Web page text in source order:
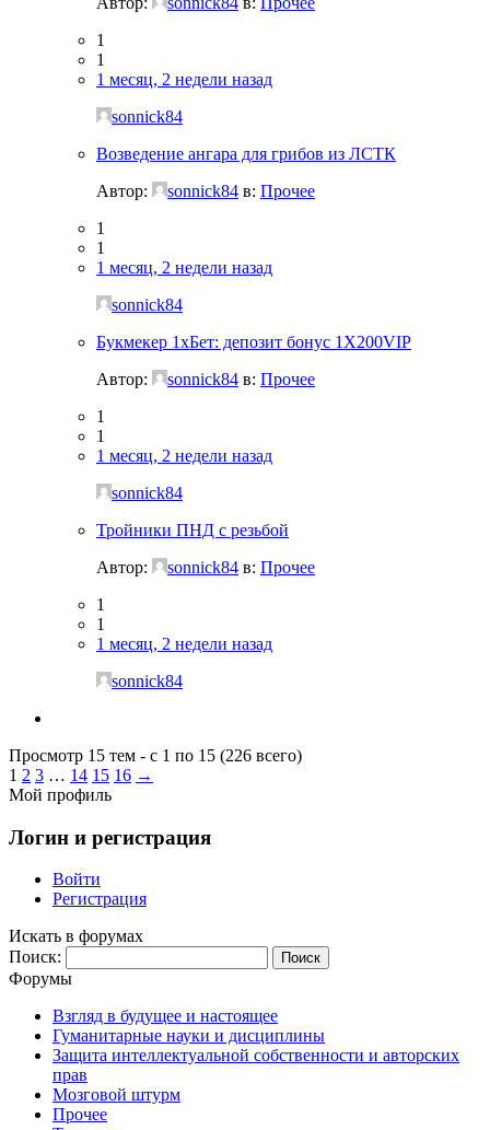
1
1
1 месяц, 2 недели назад
sonnick84
Возведение ангара для грибов из ЛСТК
Автор:
sonnick84 в: Прочее
1
1
1 месяц, 2 недели назад
sonnick84
Букмекер 1хБет: депозит бонус 1X200VIP
Автор:
sonnick84 в: Прочее
1
1
1 месяц, 2 недели назад
sonnick84
Тройники ПНД с резьбой
Автор:
sonnick84 в: Прочее
1
1
1 месяц, 2 недели назад
sonnick84
Просмотр 15 тем - с 1 по 15 (226 всего)
1 2 3 … 14 15 16 →
Мой профиль
Логин и регистрация
Войти
Регистрация
Искать в форумах
Поиск:
Форумы
Взгляд в будущее и настоящее
Гуманитарные науки и дисциплины
Защита интеллектуальной собственности и авторских
прав
Мозговой штурм
Прочее